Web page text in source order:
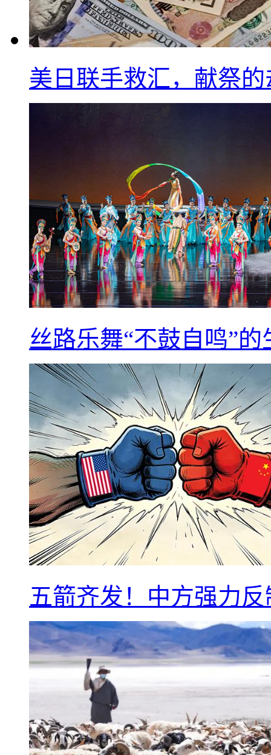
美日联手救汇，献祭
丝路乐舞“不鼓自鸣”
五箭齐发！中方强力